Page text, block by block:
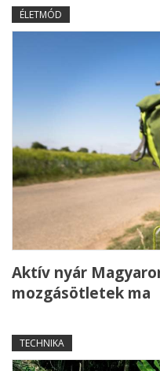
ÉLETMÓD
Aktív nyár
mozgásötletek ma
TECHNIKA